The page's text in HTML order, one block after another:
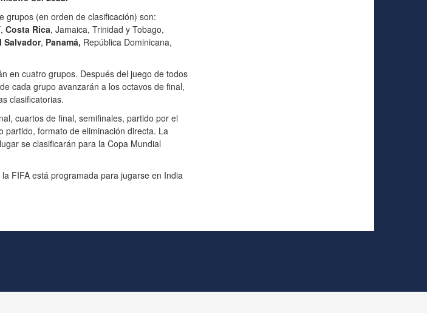
grupos (en orden de clasificación) son:
Costa Rica, Jamaica, Trinidad y Tobago,
Salvador, Panamá, República Dominicana,
en cuatro grupos. Después del juego de todos
cada grupo avanzarán a los octavos de final,
clasificatorias.
cuartos de final, semifinales, partido por el
partido, formato de eliminación directa. La
se clasificarán para la Copa Mundial
FIFA está programada para jugarse en India